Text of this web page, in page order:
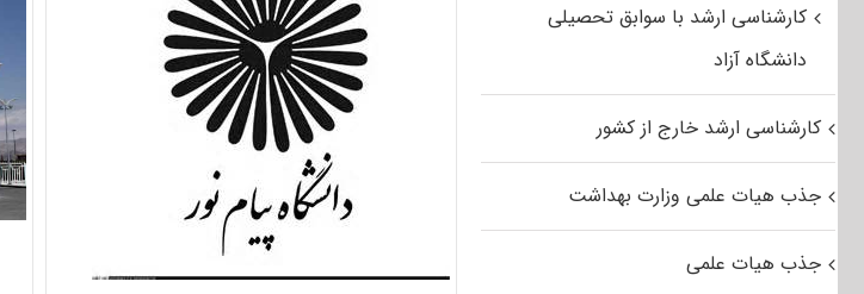
صادق
پایان
اسفند
کارشناسی ارشد با سوابق تحصیلی
دانشگاه آزاد
کارشناسی ارشد خارج از کشور
جذب هیات علمی وزارت بهداشت
جذب هیات علمی